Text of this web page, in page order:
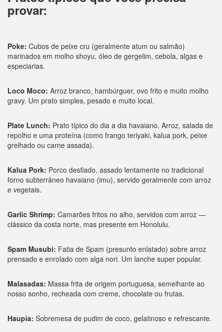
provar:
Poke: Cubos de peixe cru (geralmente atum ou salmão)
marinados em molho shoyu, óleo de gergelim, cebola, algas e
especiarias.
Loco Moco: Arroz branco, hambúrguer, ovo frito e muito molho
gravy. Um prato simples, pesado e muito local.
Plate Lunch: Prato típico do dia a dia havaiano. Arroz, salada de
repolho e uma proteína (como frango teriyaki, kalua pork, peixe
grelhado ou carne assada).
Kalua Pork: Porco desfiado, assado lentamente no tradicional
forno subterrâneo havaiano (imu), servido geralmente com arroz
e vegetais.
Garlic Shrimp: Camarões fritos no alho, servidos com arroz —
clássico da costa norte, mas presente em Honolulu.
Spam Musubi: Fatia de Spam (presunto enlatado) sobre arroz
prensado e enrolado com alga nori. Um lanche super popular.
Malasadas: Massa frita de origem portuguesa, semelhante ao
nosso sonho, recheada com creme, chocolate ou frutas.
Haupia: Sobremesa de pudim de coco, gelatinoso e refrescante.